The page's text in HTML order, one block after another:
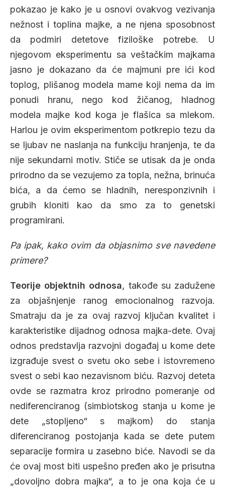
pokazao je kako je u osnovi ovakvog vezivanja
nežnost i toplina majke, a ne njena sposobnost
da podmiri detetove fiziloške potrebe. U
njegovom eksperimentu sa veštačkim majkama
jasno je dokazano da će majmuni pre ići kod
toplog, plišanog modela mame koji nema da im
ponudi hranu, nego kod žičanog, hladnog
modela majke kod koga je flašica sa mlekom.
Harlou je ovim eksperimentom potkrepio tezu da
se ljubav ne naslanja na funkciju hranjenja, te da
nije sekundarni motiv. Stiče se utisak da je onda
prirodno da se vezujemo za topla, nežna, brinuća
bića, a da ćemo se hladnih, neresponzivnih i
grubih kloniti kao da smo za to genetski
programirani.
Pa ipak, kako ovim da objasnimo sve navedene
primere?
Teorije objektnih odnosa, takođe su zadužene
za objašnjenje ranog emocionalnog razvoja.
Smatraju da je za ovaj razvoj ključan kvalitet i
karakteristike dijadnog odnosa majka-dete. Ovaj
odnos predstavlja razvojni događaj u kome dete
izgrađuje svest o svetu oko sebe i istovremeno
svest o sebi kao nezavisnom biću. Razvoj deteta
ovde se razmatra kroz prirodno pomeranje od
nediferenciranog (simbiotskog stanja u kome je
dete „stopljeno“ s majkom) do stanja
diferenciranog postojanja kada se dete putem
separacije formira u zasebno biće. Navodi se da
će ovaj most biti uspešno pređen ako je prisutna
„dovoljno dobra majka“, a to je ona koja će u